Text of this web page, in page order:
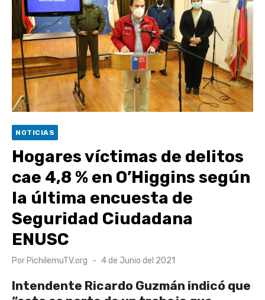
escuela comunitaria
Cóctel de Sábado: Emprendimiento y floricultura con María
Lina Fermandois y Luis Polanco
Seis comunas de O’Higgins inician la construcción
participativa del Plan Local de Restauración del Secano
Costero Nilahue
Torneo Arena Rimar 2026 definió a sus finalistas en su
segunda clasificatoria
Retrospectiva 2026 | Capítulo 03: lessons on flight – Cecilia
Araneda
NOTICIAS
Hogares víctimas de delitos
cae 4,8 % en O’Higgins según
la última encuesta de
Seguridad Ciudadana
ENUSC
Por PichilemuTV.org
Publicado
4 de Junio del 2021
Intendente Ricardo Guzmán indicó que